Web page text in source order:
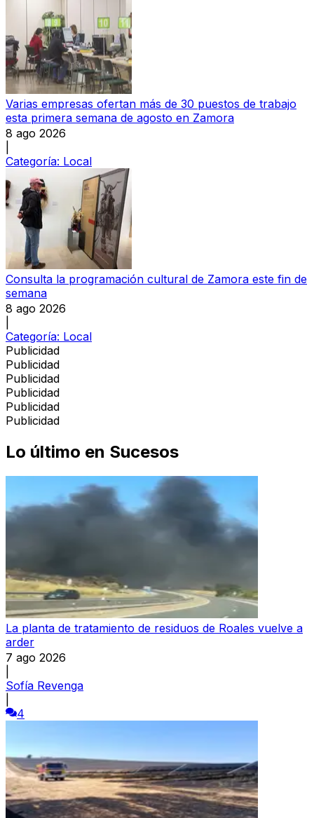
Varias empresas ofertan más de 30 puestos de trabajo
esta primera semana de agosto en Zamora
8 ago 2026
Categoría: Local
Consulta la programación cultural de Zamora este fin de
semana
8 ago 2026
Categoría: Local
Publicidad
Publicidad
Publicidad
Publicidad
Publicidad
Publicidad
Lo último en Sucesos
La planta de tratamiento de residuos de Roales vuelve a
arder
7 ago 2026
Sofía Revenga
4